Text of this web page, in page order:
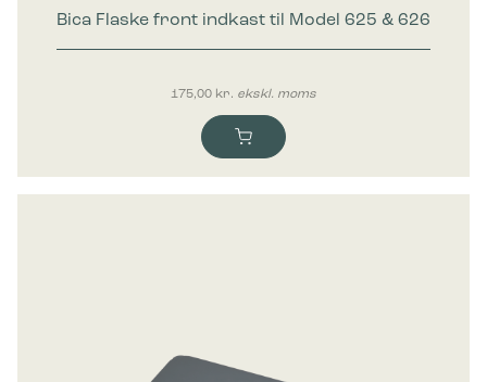
Bica Flaske front indkast til Model 625 & 626
175,00 kr. ekskl. moms